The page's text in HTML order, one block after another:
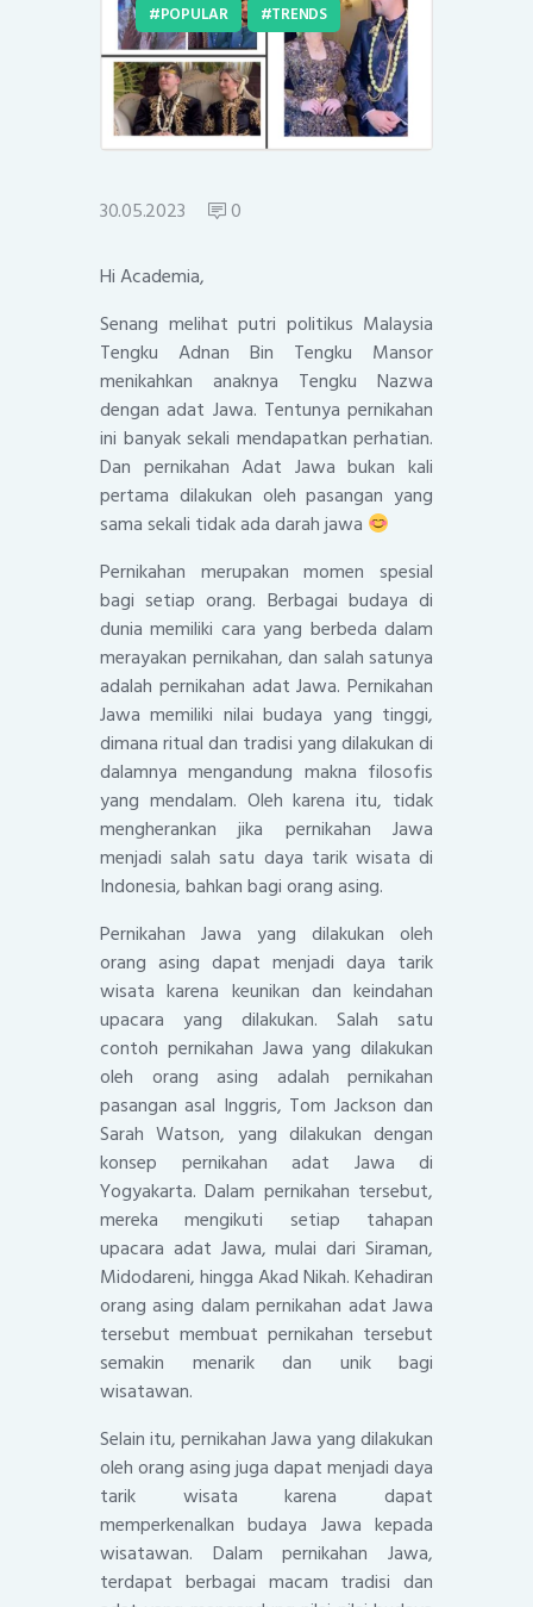
POPULAR TRENDS
30.05.2023 0
Hi Academia,
Senang melihat putri politikus Malaysia
Tengku Adnan Bin Tengku Mansor
menikahkan anaknya Tengku Nazwa
dengan adat Jawa. Tentunya pernikahan
ini banyak sekali mendapatkan perhatian.
Dan pernikahan Adat Jawa bukan kali
pertama dilakukan oleh pasangan yang
sama sekali tidak ada darah jawa
Pernikahan merupakan momen spesial
bagi setiap orang. Berbagai budaya di
dunia memiliki cara yang berbeda dalam
merayakan pernikahan, dan salah satunya
adalah pernikahan adat Jawa. Pernikahan
Jawa memiliki nilai budaya yang tinggi,
dimana ritual dan tradisi yang dilakukan di
dalamnya mengandung makna filosofis
yang mendalam. Oleh karena itu, tidak
mengherankan jika pernikahan Jawa
menjadi salah satu daya tarik wisata di
Indonesia, bahkan bagi orang asing.
Pernikahan Jawa yang dilakukan oleh
orang asing dapat menjadi daya tarik
wisata karena keunikan dan keindahan
upacara yang dilakukan. Salah satu
contoh pernikahan Jawa yang dilakukan
oleh orang asing adalah pernikahan
pasangan asal Inggris, Tom Jackson dan
Sarah Watson, yang dilakukan dengan
konsep pernikahan adat Jawa di
Yogyakarta. Dalam pernikahan tersebut,
mereka mengikuti setiap tahapan
upacara adat Jawa, mulai dari Siraman,
Midodareni, hingga Akad Nikah. Kehadiran
orang asing dalam pernikahan adat Jawa
tersebut membuat pernikahan tersebut
semakin menarik dan unik bagi
wisatawan.
Selain itu, pernikahan Jawa yang dilakukan
oleh orang asing juga dapat menjadi daya
tarik wisata karena dapat
memperkenalkan budaya Jawa kepada
wisatawan. Dalam pernikahan Jawa,
terdapat berbagai macam tradisi dan